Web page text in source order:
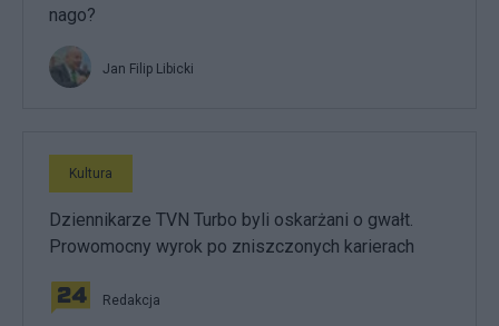
nago?
Jan Filip Libicki
Kultura
Dziennikarze TVN Turbo byli oskarżani o gwałt.
Prowomocny wyrok po zniszczonych karierach
Redakcja